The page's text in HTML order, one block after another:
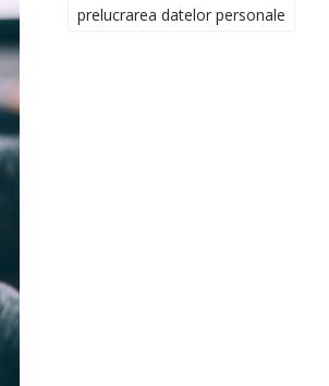
prelucrarea datelor personale